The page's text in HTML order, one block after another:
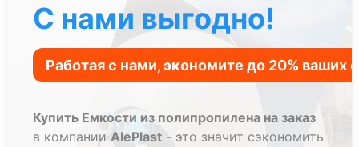
нестандартные емкости на заказ из полипропилена.
Выпуск нестандартных пластиковых емкостей для
воды на заказ- это одно из профилирующих
направлений компанииAlePlast.
Пластиковые емкости на заказ из
полипропилена
С нами выгодно!
Купить Емкости из полипропилена на заказ
в компании AlePlast - это значит сэкономить